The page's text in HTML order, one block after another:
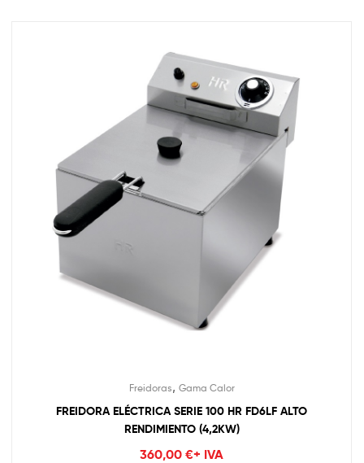
Freidoras, Gama Calor
FREIDORA ELÉCTRICA SERIE 100 HR FD6LF ALTO
RENDIMIENTO (4,2KW)
360,00 €+ IVA